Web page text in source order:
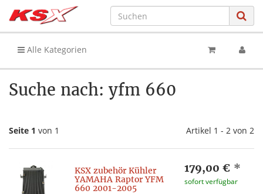
Alle Kategorien
Suche nach: yfm 660
Seite 1 von 1 Artikel 1 - 2 von 2
KSX zubehör Kühler
YAMAHA Raptor YFM
660 2001-2005
179,00 € *
sofort verfügbar